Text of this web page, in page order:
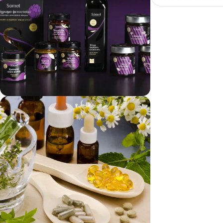
vezi si...
Produse Alimentare